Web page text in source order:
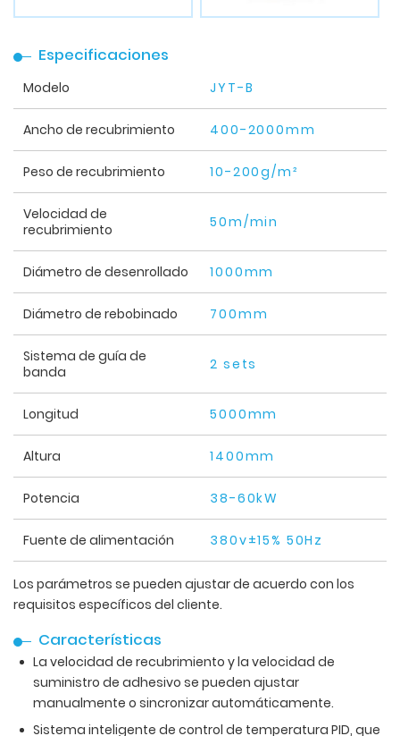
Especificaciones
Modelo JYT-B
Ancho de recubrimiento 400-2000mm
Peso de recubrimiento 10-200g/m²
Velocidad de
recubrimiento
50m/min
Diámetro de desenrollado 1000mm
Diámetro de rebobinado 700mm
Sistema de guía de
banda
2 sets
Longitud 5000mm
Altura 1400mm
Potencia 38-60kW
Fuente de alimentación 380v±15% 50Hz
Los parámetros se pueden ajustar de acuerdo con los
requisitos específicos del cliente.
Características
La velocidad de recubrimiento y la velocidad de
suministro de adhesivo se pueden ajustar
manualmente o sincronizar automáticamente.
Sistema inteligente de control de temperatura PID, que